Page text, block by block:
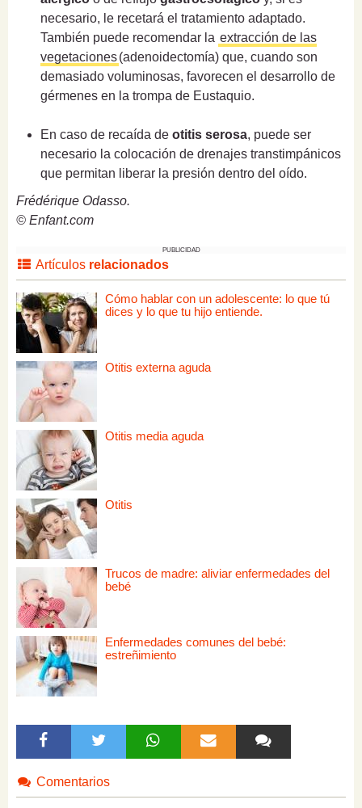
necesario, le recetará el tratamiento adaptado.
También puede recomendar la extracción de las
vegetaciones(adenoidectomía) que, cuando son
demasiado voluminosas, favorecen el desarrollo de
gérmenes en la trompa de Eustaquio.
En caso de recaída de otitis serosa, puede ser
necesario la colocación de drenajes transtimpánicos
que permitan liberar la presión dentro del oído.
Frédérique Odasso.
© Enfant.com
PUBLICIDAD
Artículos relacionados
Cómo hablar con un adolescente: lo que tú
dices y lo que tu hijo entiende.
Otitis externa aguda
Otitis media aguda
Otitis
Trucos de madre: aliviar enfermedades del
bebé
Enfermedades comunes del bebé:
estreñimiento
Comentarios